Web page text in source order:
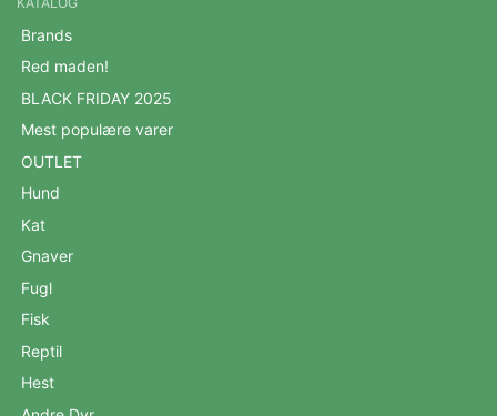
Brands
Red maden!
BLACK FRIDAY 2025
Mest populære varer
OUTLET
Hund
Kat
Gnaver
Fugl
Fisk
Reptil
Hest